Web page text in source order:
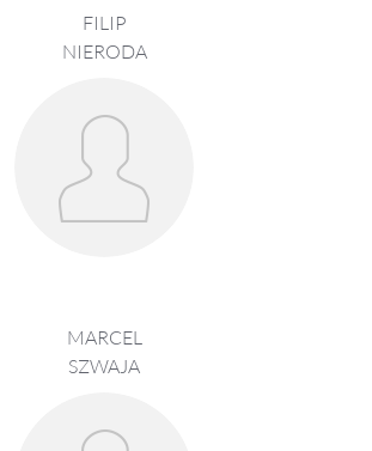
FILIP
NIERODA
MARCEL
SZWAJA